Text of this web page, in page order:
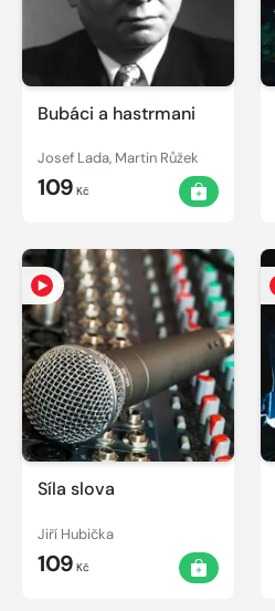
Bubáci a hastrmani
Josef Lada, Martin Růžek
109 Kč
Síla slova
Jiří Hubička
109 Kč